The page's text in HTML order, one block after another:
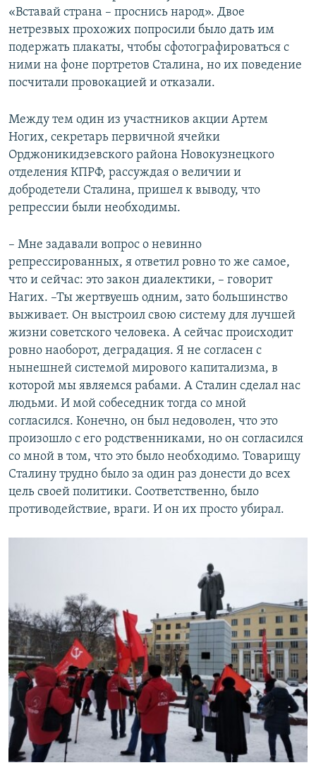
«Вставай страна – проснись народ». Двое
нетрезвых прохожих попросили было дать им
подержать плакаты, чтобы сфотографироваться с
ними на фоне портретов Сталина, но их поведение
посчитали провокацией и отказали.​
Между тем один из участников акции Артем
Ногих, секретарь первичной ячейки
Орджоникидзевского района Новокузнецкого
отделения КПРФ, рассуждая о величии и
добродетели Сталина, пришел к выводу, что
репрессии были необходимы.
– Мне задавали вопрос о невинно
репрессированных, я ответил ровно то же самое,
что и сейчас: это закон диалектики, – говорит
Нагих. –Ты жертвуешь одним, зато большинство
выживает. Он выстроил свою систему для лучшей
жизни советского человека. А сейчас происходит
ровно наоборот, деградация. Я не согласен с
нынешней системой мирового капитализма, в
которой мы являемся рабами. А Сталин сделал нас
людьми. И мой собеседник тогда со мной
согласился. Конечно, он был недоволен, что это
произошло с его родственниками, но он согласился
со мной в том, что это было необходимо. Товарищу
Сталину трудно было за один раз донести до всех
цель своей политики. Соответственно, было
противодействие, враги. И он их просто убирал.